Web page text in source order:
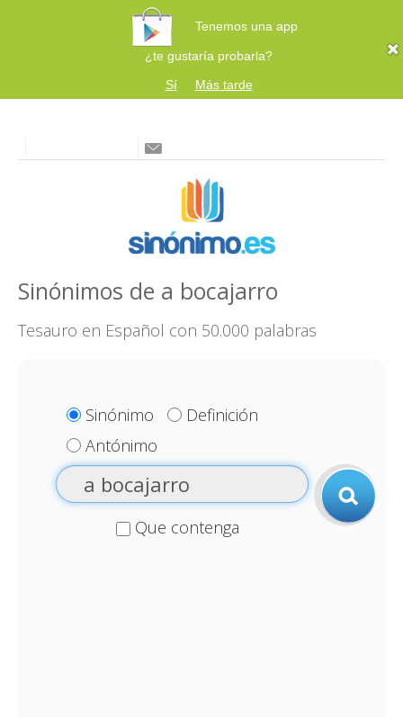
Tenemos una app
¿te gustaría probarla?
Sí
Más tarde
Sinónimos de a bocajarro
Tesauro en Español con 50.000 palabras
Sinónimo
Definición
Antónimo
Que contenga